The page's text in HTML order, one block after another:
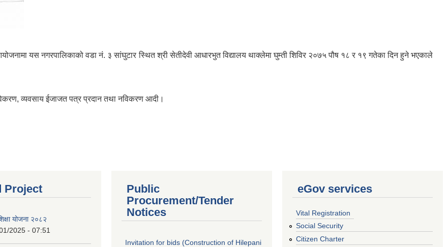
यस नगरपालिकाको वडा नं. ३ सांघुटार स्थित श्री सेतीदेवी आधारभुत विद्यालय थाक्लेमा घुम्ती शिविर २०७५ पौष १८ र १९ गतेका दिन हुने भएकाले
व्यवसाय ईजाजत पत्र प्रदान तथा नविकरण आदी।
Project
योजना २०८२
2025 - 07:51
Public
Procurement/Tender
Notices
Invitation for bids (Construction of Hilepani
eGov services
Vital Registration
Social Security
Citizen Charter